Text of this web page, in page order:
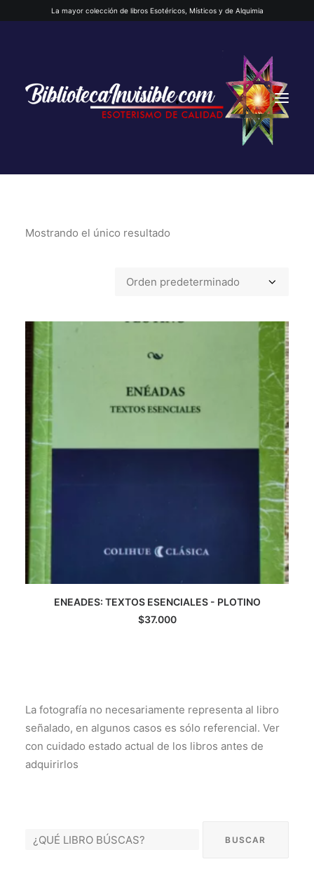
La mayor colección de libros Esotéricos, Místicos y de Alquimia
INICIO
AUTORES DESTACADOS
GLOSARIO
Mostrando el único resultado
AGREGAR AL CARRITO
ENEADES: TEXTOS ESENCIALES - PLOTINO
$37.000
La fotografía no necesariamente representa al libro
señalado, en algunos casos es sólo referencial. Ver
con cuidado estado actual de los libros antes de
adquirirlos